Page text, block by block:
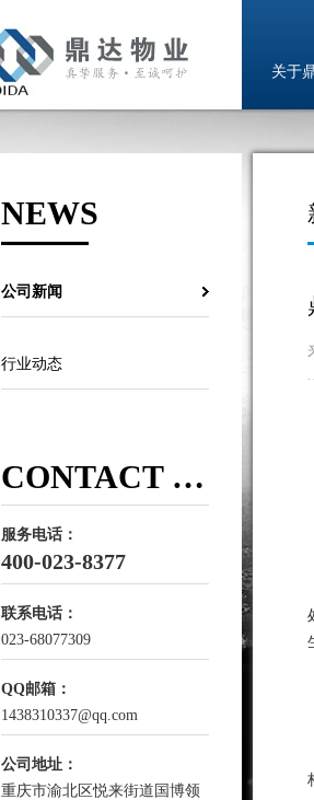
关于
NEWS
公司新闻
行业动态
CONTACT US
服务电话：
400-023-8377
联系电话：
023-68077309
QQ邮箱：
1438310337@qq.com
公司地址：
重庆市渝北区悦来街道国博领